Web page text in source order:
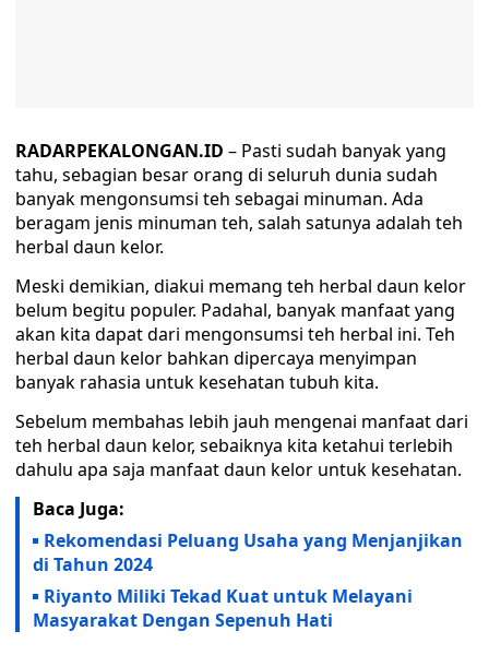
RADARPEKALONGAN.ID – Pasti sudah banyak yang
tahu, sebagian besar orang di seluruh dunia sudah
banyak mengonsumsi teh sebagai minuman. Ada
beragam jenis minuman teh, salah satunya adalah teh
herbal daun kelor.
Meski demikian, diakui memang teh herbal daun kelor
belum begitu populer. Padahal, banyak manfaat yang
akan kita dapat dari mengonsumsi teh herbal ini. Teh
herbal daun kelor bahkan dipercaya menyimpan
banyak rahasia untuk kesehatan tubuh kita.
Sebelum membahas lebih jauh mengenai manfaat dari
teh herbal daun kelor, sebaiknya kita ketahui terlebih
dahulu apa saja manfaat daun kelor untuk kesehatan.
Baca Juga:
Rekomendasi Peluang Usaha yang Menjanjikan
di Tahun 2024
Riyanto Miliki Tekad Kuat untuk Melayani
Masyarakat Dengan Sepenuh Hati